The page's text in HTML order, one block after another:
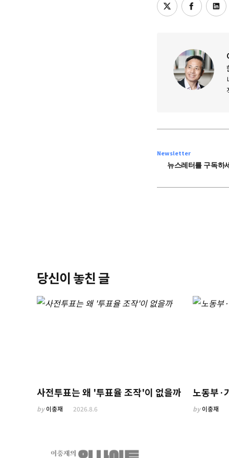
Newsletter
뉴스레터를 구독하
당신이 놓친 글
사전투표는 왜 '투표율 조작'이 없을까
by이충재 2026.8.6
노동부·
by이충재